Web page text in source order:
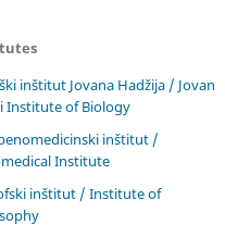
inštitut Jovana Hadžija / Jovan
Institute of Biology
inštitut /
Institute
inštitut / Institute of